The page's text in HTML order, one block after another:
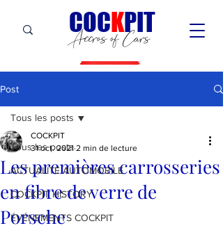
Accros of Cars
COCKPIT
Post
Tous les posts
ACTUALITÉ AUTOMOBILE
COCKPIT HiSTORY
ÉVÉNEMENTS COCKPIT
Tous les posts
‎Les premières carrosseries
en fibre de verre de
Porsche
COCKPIT
31 oct. 2021 2 min de lecture